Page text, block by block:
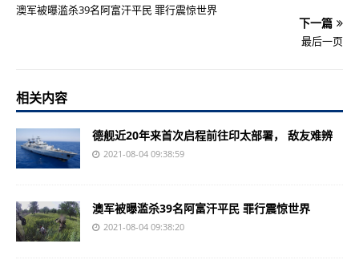
澳军被曝滥杀39名阿富汗平民 罪行震惊世界
下一篇
最后一页
相关内容
德舰近20年来首次启程前往印太部署， 敌友难辨
2021-08-04 09:38:59
澳军被曝滥杀39名阿富汗平民 罪行震惊世界
2021-08-04 09:38:20